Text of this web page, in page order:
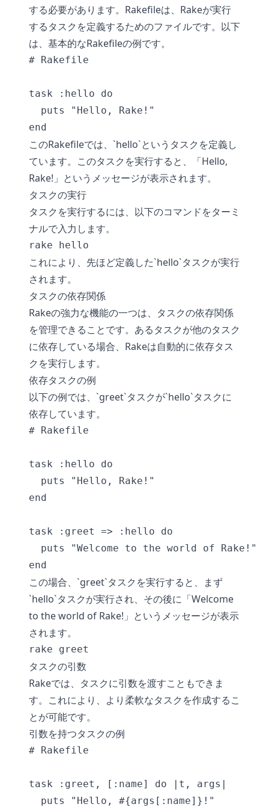
する必要があります。Rakefileは、Rakeが実行
するタスクを定義するためのファイルです。以下
は、基本的なRakefileの例です。
# Rakefile
task :hello do
  puts "Hello, Rake!"
end
このRakefileでは、`hello`というタスクを定義し
ています。このタスクを実行すると、「Hello,
Rake!」というメッセージが表示されます。
タスクの実行
タスクを実行するには、以下のコマンドをターミ
ナルで入力します。
rake hello
これにより、先ほど定義した`hello`タスクが実行
されます。
タスクの依存関係
Rakeの強力な機能の一つは、タスクの依存関係
を管理できることです。あるタスクが他のタスク
に依存している場合、Rakeは自動的に依存タス
クを実行します。
依存タスクの例
以下の例では、`greet`タスクが`hello`タスクに
依存しています。
# Rakefile
task :hello do
  puts "Hello, Rake!"
end
task :greet => :hello do
  puts "Welcome to the world of Rake!"
end
この場合、`greet`タスクを実行すると、まず
`hello`タスクが実行され、その後に「Welcome
to the world of Rake!」というメッセージが表示
されます。
rake greet
タスクの引数
Rakeでは、タスクに引数を渡すこともできま
す。これにより、より柔軟なタスクを作成するこ
とが可能です。
引数を持つタスクの例
# Rakefile
task :greet, [:name] do |t, args|
  puts "Hello, #{args[:name]}!"